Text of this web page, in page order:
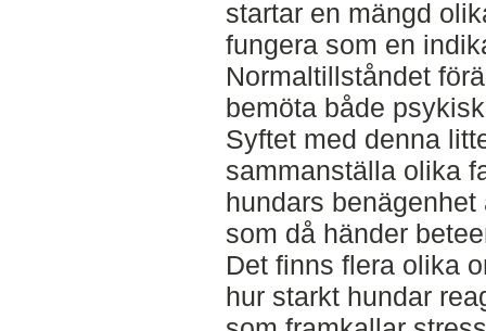
startar en mängd
fungera som en
Normaltillståndet
bemöta både
Syftet med denna
sammanställa olika
hundars
som då händer
Det finns flera olika
hur starkt hundar